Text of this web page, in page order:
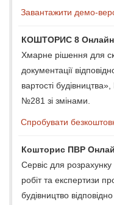
Завантажити демо-
КОШТОРИС 8 Онлайн
Хмарне рішення для
документації
вартості
№281 зі змінами.
Спробувати
Кошторис ПВР
Сервіс для
робіт та експертизи
будівництво